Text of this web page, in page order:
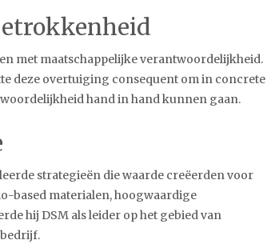
met maatschappelijke verantwoordelijkheid.
deze overtuiging consequent om in concrete
hand in hand kunnen gaan.
strategieën die waarde creëerden voor
based materialen, hoogwaardige
hij DSM als leider op het gebied van